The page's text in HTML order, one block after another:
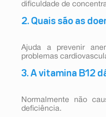
dificuldade de
2. Quais são as
Ajuda a prevenir
problemas
3. A vitamina B12
Normalmente não
deficiência.